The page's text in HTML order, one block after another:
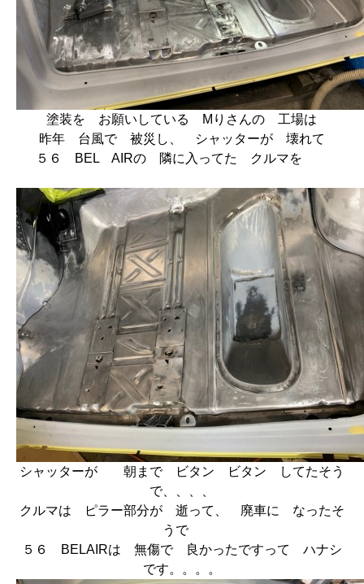
塗装を お願いしている Mりさんの 工場は
昨年 台風で 被災し、 シャッターが 壊れて
５６ BEL AIRの 隣に入ってた クルマを
シャッターが 朝まで ビタン ビタン してたそう
で、、、、
クルマは ピラー部分が 逝って、 廃車に なったそ
うで
５６ BELAIRは 無傷で 良かったですって ハナシ
です。。。。